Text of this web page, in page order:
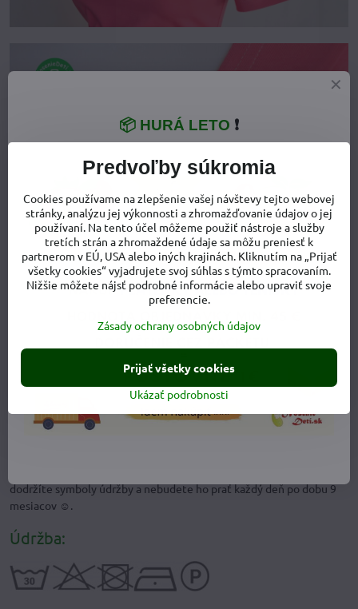
Materiálové zloženie:
92% bavlna + 8 % elastan
Tento materiál je extra príjemný a prispôsobivý.Pri nosení trička
skúsenosti.
Vďaka bavlne sa menej potíte (pri kúpe tehotenských
tričiek si dajte pozor na materiály s viskózou, pri ktorých sa potíte
viac (a tiež to viac smrdí)). Podiel elastanu zabezpečuje, že je
objemu bruška, ale nevyťahá.
dodržíte symboly údržby a nebudete ho prať každý deň po dobu 9
mesiacov ☺.
Údržba:
Predvoľby súkromia
Cookies používame na zlepšenie vašej návštevy tejto webovej
stránky, analýzu jej výkonnosti a zhromažďovanie údajov o jej
používaní. Na tento účel môžeme použiť nástroje a služby
tretích strán a zhromaždené údaje sa môžu preniesť k
partnerom v EÚ, USA alebo iných krajinách. Kliknutím na „Prijať
všetky cookies“ vyjadrujete svoj súhlas s týmto spracovaním.
Nižšie môžete nájsť podrobné informácie alebo upraviť svoje
preferencie.
Zásady ochrany osobných údajov
Ukázať podrobnosti
Prijať všetky cookies
📦 HURÁ LETO ❗